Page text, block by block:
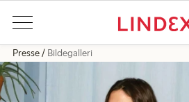
Presse Bildegalleri